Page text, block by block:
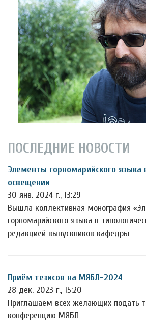
ПОСЛЕДНИЕ НОВОСТИ
Элементы горномарийского языка
освещении
30 янв. 2024 г., 13:29
Вышла коллективная монография
горномарийского языка в
редакцией выпускников кафедры
Приём тезисов на МЯБЛ-2024
28 дек. 2023 г., 15:20
Приглашаем всех желающих подать
конференцию МЯБЛ